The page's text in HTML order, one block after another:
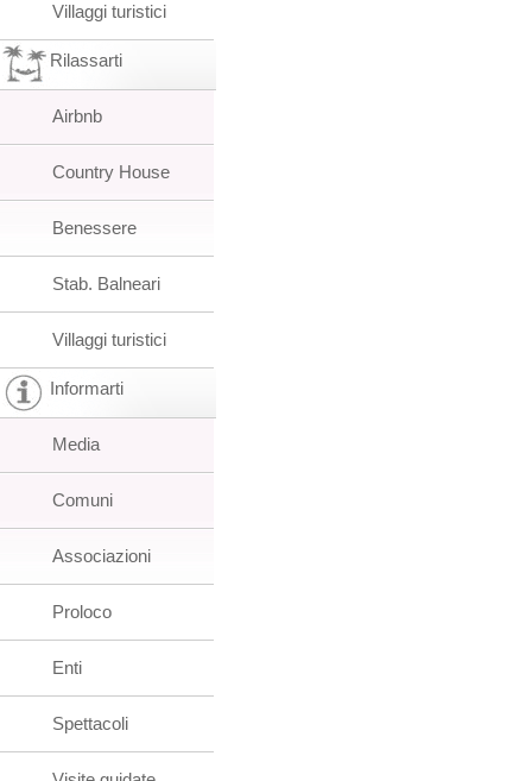
Villaggi turistici
Rilassarti
Airbnb
Country House
Benessere
Stab. Balneari
Villaggi turistici
Informarti
Media
Comuni
Associazioni
Proloco
Enti
Spettacoli